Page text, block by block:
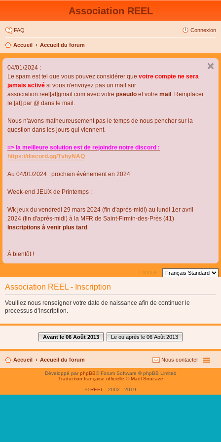
Association REEL
FAQ Connexion
Accueil Accueil du forum
04/01/2024 :
Le spam est tel que vous pouvez considérer que votre compte ne sera
jamais activé si vous n'envoyez pas un mail sur
association.reel[at]gmail.com avec votre pseudo et votre mail . Remplacer
le [at] par @ dans le mail.
Nous n'avons malheureusement pas le temps de nous pencher sur la
question dans les jours qui viennent.
=> la meilleure solution est de rejoindre notre discord :
https://discord.gg/TvhyNAQ
Au 04/01/2024 : prochain évènement en 2024
Week-end JEUX de Printemps :
Wk jeux du vendredi 29 mars 2024 (fin d'après-midi) au lundi 1er avril
2024 (fin d'après-midi) à la MFR de Saint-Firmin-des-Près (41)
Inscriptions à venir plus tard
À bientôt !
Langue :
Association REEL - Inscription
Veuillez nous renseigner votre date de naissance afin de continuer le
processus d’inscription.
Avant le 06 Août 2013 Le ou après le 06 Août 2013
Accueil Accueil du forum Nous contacter
Développé parphpBB® Forum Software © phpBB Limited
Traduction française officielle © Maël Soucaze
© REEL - 2002 - 2019